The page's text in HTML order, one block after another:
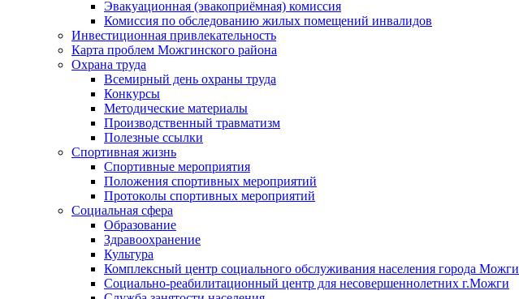
Эвакуационная (эвакоприёмная) комиссия
Комиссия по обследованию жилых помещений инвалидов
Инвестиционная привлекательность
Карта проблем Можгинского района
Охрана труда
Всемирный день охраны труда
Конкурсы
Методические материалы
Производственный травматизм
Полезные ссылки
Спортивная жизнь
Спортивные мероприятия
Положения спортивных мероприятий
Протоколы спортивных мероприятий
Социальная сфера
Образование
Здравоохранение
Культура
Комплексный центр социального обслуживания населения города Можги
Социально-реабилитационный центр для несовершеннолетних г.Можги